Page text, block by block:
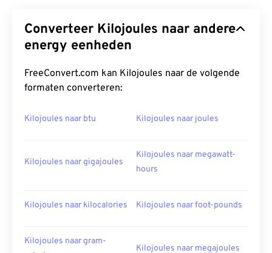
Converteer Kilojoules naar andere
energy eenheden
FreeConvert.com kan Kilojoules naar de volgende
formaten converteren:
Kilojoules naar btu Kilojoules naar joules
Kilojoules naar gigajoules
Kilojoules naar megawatt-
hours
Kilojoules naar kilocalories Kilojoules naar foot-pounds
Kilojoules naar gram-
Kilojoules naar megajoules